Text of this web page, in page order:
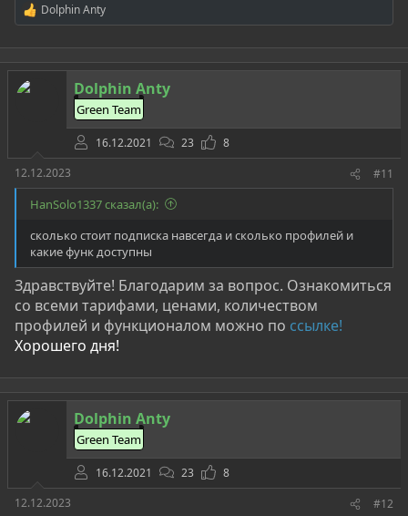
Р
е
а
ц
и
Dolphin Anty
Dolphin Anty
Green Team
16.12.2021 23
8
12.12.2023
#11
HanSolo1337 сказал(а):
сколько стоит подписка навсегда и сколько профилей и
какие функ доступны
Здравствуйте! Благодарим за вопрос. Ознакомиться
со всеми тарифами, ценами, количеством
профилей и функционалом можно по ссылке!
Хорошего дня!
Dolphin Anty
Green Team
16.12.2021 23
8
12.12.2023
#12